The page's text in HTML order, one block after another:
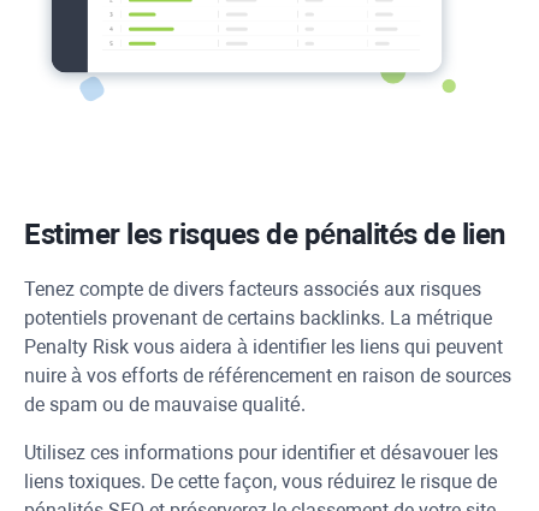
Estimer les risques de pénalités de lien
Tenez compte de divers facteurs associés aux risques
potentiels provenant de certains backlinks. La métrique
Penalty Risk vous aidera à identifier les liens qui peuvent
nuire à vos efforts de référencement en raison de sources
de spam ou de mauvaise qualité.
Utilisez ces informations pour identifier et désavouer les
liens toxiques. De cette façon, vous réduirez le risque de